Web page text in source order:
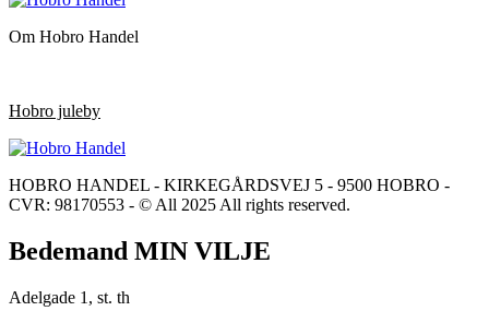
Om Hobro Handel
Hobro juleby
HOBRO HANDEL - KIRKEGÅRDSVEJ 5 - 9500 HOBRO -
CVR: 98170553 - © All 2025 All rights reserved.
Bedemand MIN VILJE
Adelgade 1, st. th